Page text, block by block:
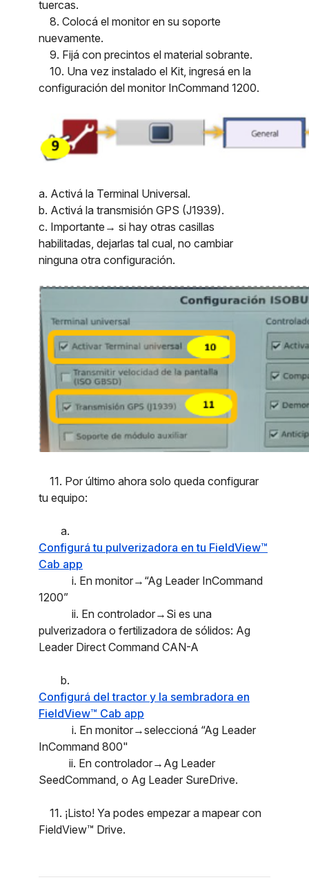
tuercas.
8. Colocá el monitor en su soporte
nuevamente.
9. Fijá con precintos el material sobrante.
10. Una vez instalado el Kit, ingresá en la
configuración del monitor InCommand 1200.
a. Activá la Terminal Universal.
b. Activá la transmisión GPS (J1939).
c. Importante→ si hay otras casillas
habilitadas, dejarlas tal cual, no cambiar
ninguna otra configuración.
11. Por último ahora solo queda configurar
tu equipo:
a.
Configurá tu pulverizadora en tu FieldView™
Cab app
i. En monitor→“Ag Leader InCommand
1200”
ii. En controlador→Si es una
pulverizadora o fertilizadora de sólidos: Ag
Leader Direct Command CAN-A
b.
Configurá del tractor y la sembradora en
FieldView™ Cab app
i. En monitor→seleccioná “Ag Leader
InCommand 800"
ii. En controlador→Ag Leader
SeedCommand, o Ag Leader SureDrive.
11. ¡Listo! Ya podes empezar a mapear con
FieldView™ Drive.